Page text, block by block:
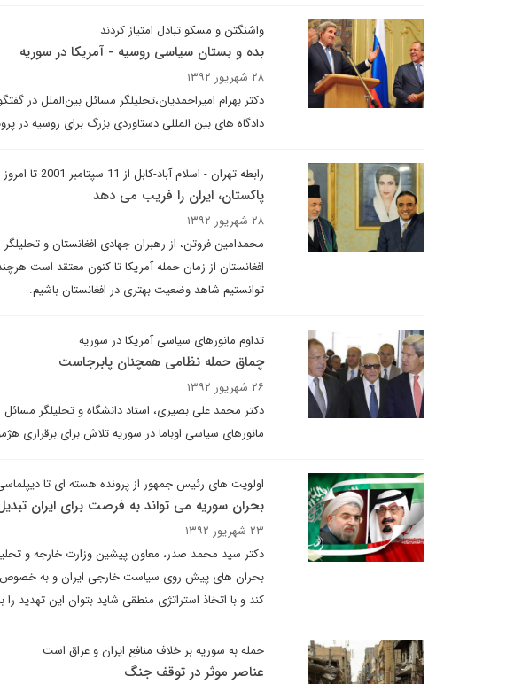
واشنگتن و مسکو تبادل امتیاز کردند
بده و بستان سیاسی روسیه - آمریکا در سوریه
۲۸ شهریور ۱۳۹۲
دکتر بهرام امیراحمدیان،‌تحلیلگر مسائل بین‌الملل در
دادگاه های بین المللی دستاوردی بزرگ برای روسیه در
رابطه تهران - اسلام آباد-کابل از 11 سپتامبر 2001 تا امروز
پاکستان، ایران را فریب می دهد
۲۸ شهریور ۱۳۹۲
محمدامین فروتن، از رهبران جهادی افغانستان و تحلیلگر
افغانستان از زمان حمله آمریکا تا کنون معتقد است
توانستیم شاهد وضعیت بهتری در افغانستان باشیم.
تداوم مانورهای سیاسی آمریکا در سوریه
چماق حمله نظامی همچنان پابرجاست
۲۶ شهریور ۱۳۹۲
دکتر محمد علی بصیری، استاد دانشگاه و تحلیلگر مسائل
مانورهای سیاسی اوباما در سوریه تلاش برای برقراری
اولویت های رئیس جمهور از پرونده هسته ای تا
بحران سوریه می تواند به فرصت برای ایران
۲۳ شهریور ۱۳۹۲
دکتر سید محمد صدر، معاون پیشین وزارت خارجه و
بحران های پیش روی سیاست خارجی ایران و به خصوص
کند و با اتخاذ استراتژی منطقی شاید بتوان این تهدید
حمله به سوریه بر خلاف منافع ایران و عراق است
عناصر موثر در توقف جنگ